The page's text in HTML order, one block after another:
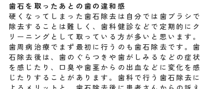
歯石を取ったあとの歯の違和感
硬くなってしまった歯石除去は自分では歯ブラシで
除去することは難しく、歯科健診などで定期的にク
リーニングとして取っている方が多いと思います。
歯周病治療でまず最初に行うのも歯石除去です。歯
石除去後は、歯のぐらつきや歯がしみるなどの症状
を感じたり、口臭や歯茎からの出血などに変化を感
じたりすることがあります。歯科で行う歯石除去に